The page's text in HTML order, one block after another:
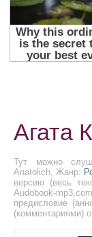
Агата
Тут можно
Anatolich, Жанр:
версию (весь
Audobook-
предисловие
(комментариями)